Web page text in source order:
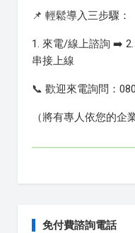
📌 輕鬆導入三步驟：
1. 來電/線上諮詢 ➡️
串接上線
📞 歡迎來電詢問：
（將有專人依您的企
免付費諮詢電話